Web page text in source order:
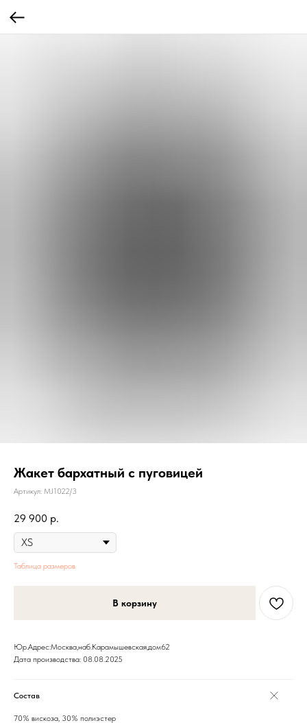
Жакет бархатный с пуговицей
Артикул: MJ1022/3
29 900 р.
Таблица размеров
В корзину
Юр.Адрес:Москва,наб.Карамышевская,дом62
Дата производства: 08.08.2025
Состав
70% вискоза, 30% полиэстер